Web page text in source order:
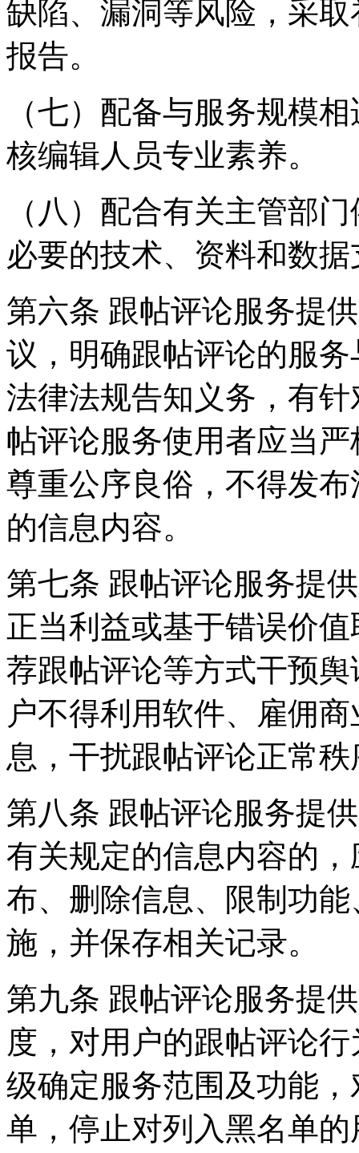
缺陷、漏洞等风险，采
报告。
（七）配备与服务规模
核编辑人员专业素养。
（八）配合有关主管部
必要的技术、资料和数
第六条 跟帖评论服务提
议，明确跟帖评论的服
法律法规告知义务，有
帖评论服务使用者应当
尊重公序良俗，不得发
的信息内容。
第七条 跟帖评论服务提
正当利益或基于错误价
荐跟帖评论等方式干预
户不得利用软件、雇佣
息，干扰跟帖评论正常
第八条 跟帖评论服务提
有关规定的信息内容的
布、删除信息、限制功
施，并保存相关记录。
第九条 跟帖评论服务提
度，对用户的跟帖评论
级确定服务范围及功能
单，停止对列入黑名单